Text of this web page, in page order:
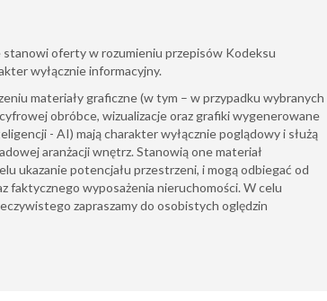
stanowi oferty w rozumieniu przepisów Kodeksu
wyłącznie informacyjny.
materiały graficzne (w tym – w przypadku wybranych
obróbce, wizualizacje oraz grafiki wygenerowane
- AI) mają charakter wyłącznie poglądowy i służą
aranżacji wnętrz. Stanowią one materiał
ukazanie potencjału przestrzeni, i mogą odbiegać od
faktycznego wyposażenia nieruchomości. W celu
zapraszamy do osobistych oględzin